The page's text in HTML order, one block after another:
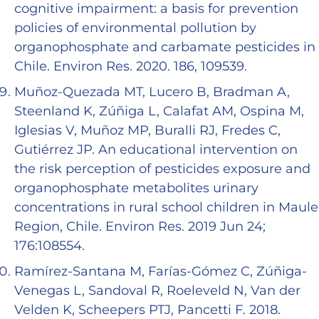
cognitive impairment: a basis for prevention
policies of environmental pollution by
organophosphate and carbamate pesticides in
Chile. Environ Res. 2020. 186, 109539.
Muñoz-Quezada MT, Lucero B, Bradman A,
Steenland K, Zúñiga L, Calafat AM, Ospina M,
Iglesias V, Muñoz MP, Buralli RJ, Fredes C,
Gutiérrez JP. An educational intervention on
the risk perception of pesticides exposure and
organophosphate metabolites urinary
concentrations in rural school children in Maule
Region, Chile. Environ Res. 2019 Jun 24;
176:108554.
Ramírez-Santana M, Farías-Gómez C, Zúñiga-
Venegas L, Sandoval R, Roeleveld N, Van der
Velden K, Scheepers PTJ, Pancetti F. 2018.